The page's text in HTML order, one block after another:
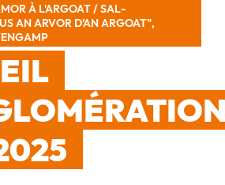
À L'ARGOAT / SAL-
AN ARVOR D'AN ARGOAT",